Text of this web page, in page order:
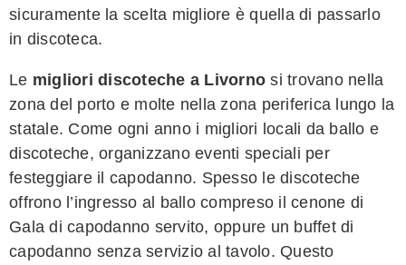
sicuramente la scelta migliore è quella di passarlo
in discoteca.
Le migliori discoteche a Livorno si trovano nella
zona del porto e molte nella zona periferica lungo la
statale. Come ogni anno i migliori locali da ballo e
discoteche, organizzano eventi speciali per
festeggiare il capodanno. Spesso le discoteche
offrono l’ingresso al ballo compreso il cenone di
Gala di capodanno servito, oppure un buffet di
capodanno senza servizio al tavolo. Questo